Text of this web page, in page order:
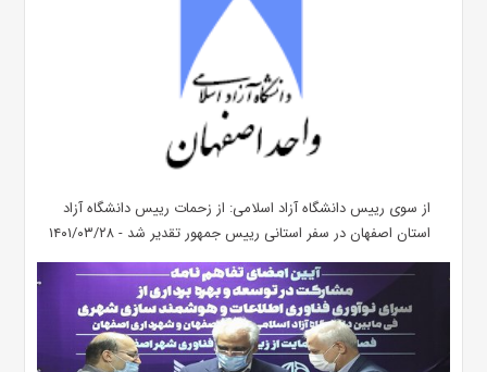
از سوی رییس دانشگاه آزاد اسلامی: از زحمات رییس دانشگاه آزاد
استان اصفهان در سفر استانی رییس جمهور تقدیر شد - ۱۴۰۱/۰۳/۲۸